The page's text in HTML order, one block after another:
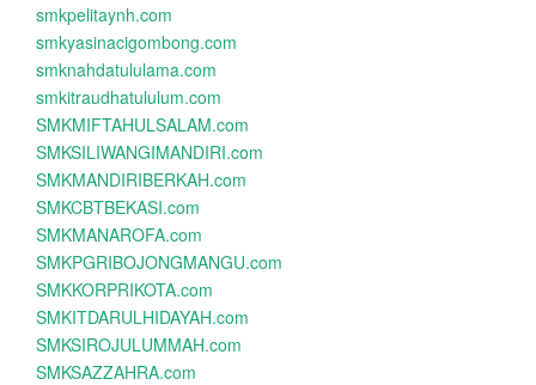
smkpelitaynh.com
smkyasinacigombong.com
smknahdatululama.com
smkitraudhatululum.com
SMKMIFTAHULSALAM.com
SMKSILIWANGIMANDIRI.com
SMKMANDIRIBERKAH.com
SMKCBTBEKASI.com
SMKMANAROFA.com
SMKPGRIBOJONGMANGU.com
SMKKORPRIKOTA.com
SMKITDARULHIDAYAH.com
SMKSIROJULUMMAH.com
SMKSAZZAHRA.com